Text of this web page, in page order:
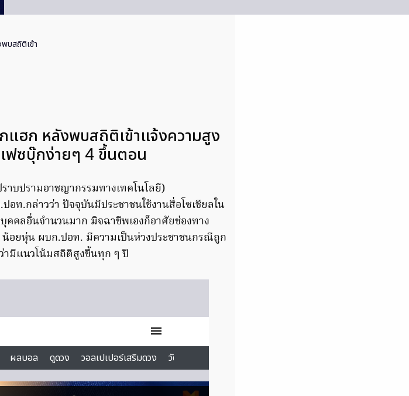
บสถิติเข้า
แฮก หลังพบสถิติเข้าแจ้งความสูง
ฟซบุ๊กง่ายๆ 4 ขึ้นตอน
บปรามอาชญากรรมทางเทคโนโลยี)
.กล่าวว่า ปัจจุบันมีประชาชนใช้งานสื่อโซเชียลใน
คลอื่นจำนวนมาก มิจฉาชีพเองก็อาศัยช่องทาง
อยหุ่น ผบก.ปอท. มีความเป็นห่วงประชาชนกรณีถูก
มีแนวโน้มสถิติสูงขึ้นทุก ๆ ปี